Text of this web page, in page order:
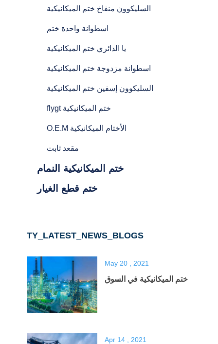
السليكوون منفاخ ختم الميكانيكية
اسطوانة واحدة ختم
يا الدائري ختم الميكانيكية
اسطوانة مزدوجة ختم الميكانيكية
السليكوون إسفين ختم الميكانيكية
flygt ختم الميكانيكية
O.E.M الأختام الميكانيكية
مقعد ثابت
ختم الميكانيكية النمام
ختم قطع الغيار
TY_LATEST_NEWS_BLOGS
May 20 , 2021
ختم الميكانيكية في السوق
Apr 14 , 2021